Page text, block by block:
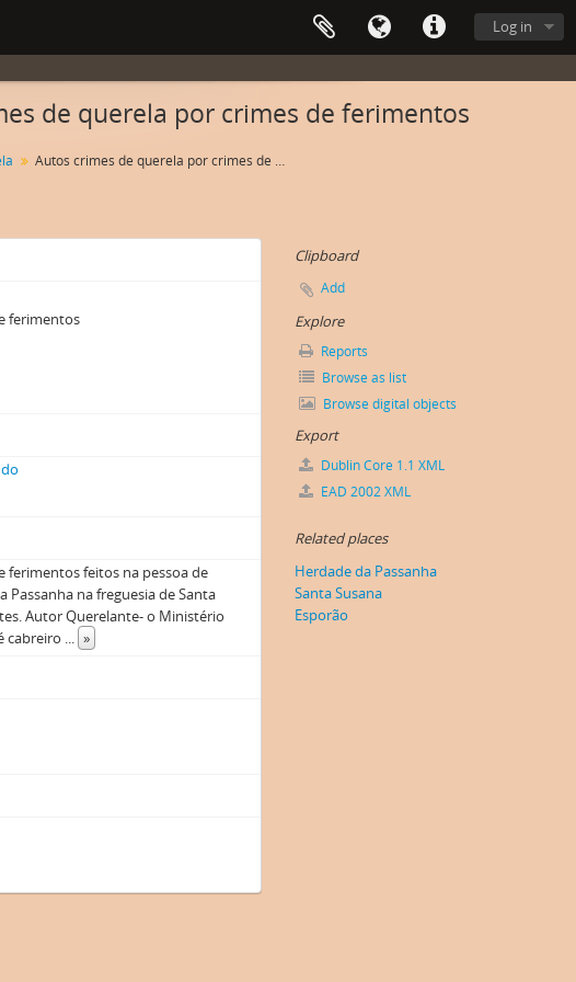
Log in
de querela por crimes de ferimentos
Autos crimes de querela por crimes de ferimentos
ferimentos
ferimentos feitos na pessoa de
na freguesia de Santa
Autor Querelante- o Ministério
cabreiro ... »
Clipboard
Add
Explore
Reports
Browse as list
Browse digital objects
Export
Dublin Core 1.1 XML
EAD 2002 XML
Related places
Herdade da Passanha
Santa Susana
Esporão